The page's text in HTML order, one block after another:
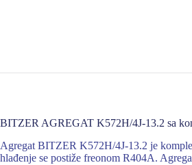
BITZER AGREGAT K572H/4J-13.2 sa
Agregat BITZER K572H/4J-13.2 je
hlađenje se postiže freonom R404A.